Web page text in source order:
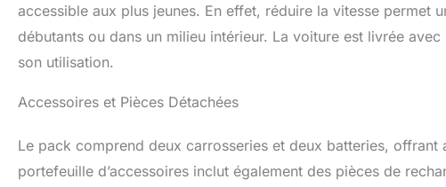
accessible aux plus jeunes. En effet, réduire la vitesse permet
débutants ou dans un milieu intérieur. La voiture est livrée
son utilisation.
Accessoires et Pièces Détachées
Le pack comprend deux carrosseries et deux batteries, offrant
portefeuille d’accessoires inclut également des pièces de